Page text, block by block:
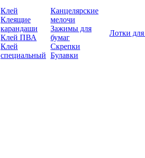
Клей
Клеящие
карандаши
Клей ПВА
Клей
специальный
Канцелярские
мелочи
Зажимы для
бумаг
Скрепки
Булавки
Лотки